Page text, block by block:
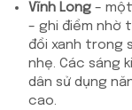
Vĩnh Long –
– ghi điểm nhờ
đổi xanh trong
nhẹ. Các sáng
dân sử dụng
cao.